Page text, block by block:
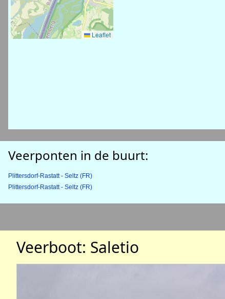
Leaflet
Veerponten in de buurt:
Plittersdorf-Rastatt - Seltz (FR)
Plittersdorf-Rastatt - Seltz (FR)
Veerboot: Saletio